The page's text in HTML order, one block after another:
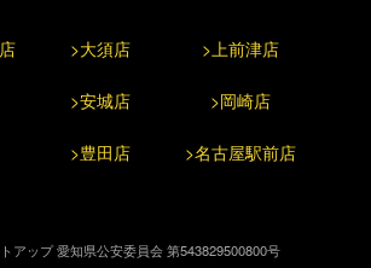
>大須店 >上前津店
>安城店 >岡崎店
>豊田店 >名古屋駅前店
アップ 愛知県公安委員会 第543829500800号